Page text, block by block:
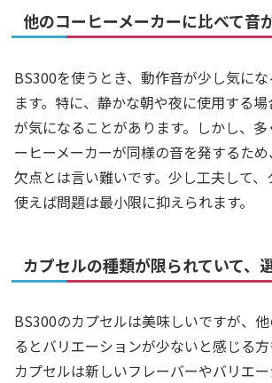
他のコーヒーメーカーに比べて音
BS300を使うとき、動作音が少し気に
ます。特に、静かな朝や夜に使用する
が気になることがあります。しかし、
ーヒーメーカーが同様の音を発するた
欠点とは言い難いです。少し工夫して
使えば問題は最小限に抑えられます。
カプセルの種類が限られていて、
BS300のカプセルは美味しいですが、
るとバリエーションが少ないと感じる方
カプセルは新しいフレーバーやバリエ